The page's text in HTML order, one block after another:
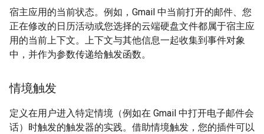
宿主应用的当前状态。例如，Gmail 中当前打开的邮件、您
正在修改的日历活动或您选择的云端硬盘文件都属于宿主应
用的当前上下文。上下文与其他信息一起收集到事件对象
中，并作为参数传递给触发函数。
情境触发
定义在用户进入特定情境（例如在 Gmail 中打开电子邮件会
话）时触发的触发器的实践。借助情境触发，您的插件可以